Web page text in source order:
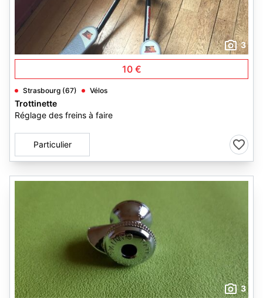
3
10 €
Strasbourg (67) Vélos
Trottinette
Réglage des freins à faire
Particulier
3